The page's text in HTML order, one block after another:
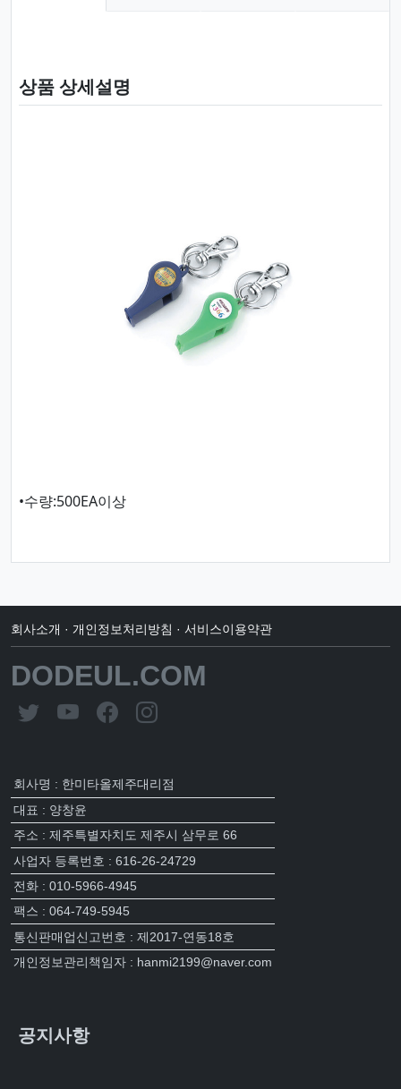
상품 상세설명
•수량:500EA이상
회사소개 · 개인정보처리방침 · 서비스이용약관
DODEUL.COM
회사명 : 한미타올제주대리점
대표 : 양창윤
주소 : 제주특별자치도 제주시 삼무로 66
사업자 등록번호 : 616-26-24729
전화 : 010-5966-4945
팩스 : 064-749-5945
통신판매업신고번호 : 제2017-연동18호
개인정보관리책임자 : hanmi2199@naver.com
공지사항